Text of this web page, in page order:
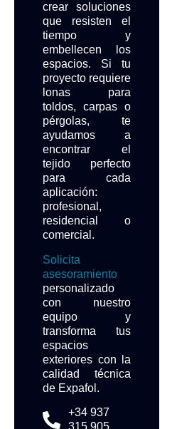
crear soluciones
que resisten el
tiempo y
embellecen los
espacios. Si tu
proyecto requiere
lonas para
toldos, carpas o
pérgolas, te
ayudamos a
encontrar el
tejido perfecto
para cada
aplicación:
profesional,
residencial o
comercial.
Solicita
asesoramiento
personalizado
con nuestro
equipo y
transforma tus
espacios
exteriores con la
calidad técnica
de Expafol.
+34 937